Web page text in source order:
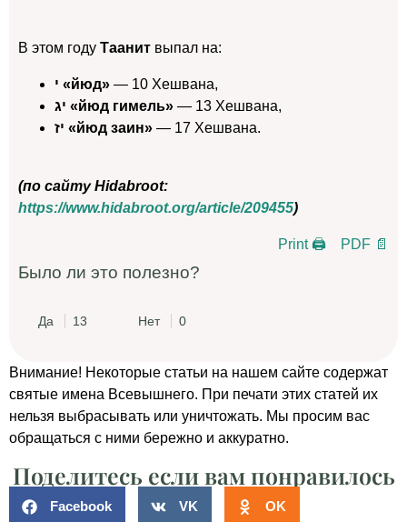
В этом году Таанит выпал на:
י «йюд» — 10 Хешвана,
יג «йюд гимель» — 13 Хешвана,
יז «йюд заин» — 17 Хешвана.
(по сайту Hidabroot:
https://www.hidabroot.org/article/209455)
Print 🖨 PDF 📄
Было ли это полезно?
Да 13 Нет 0
Внимание! Некоторые статьи на нашем сайте содержат
святые имена Всевышнего. При печати этих статей их
нельзя выбрасывать или уничтожать. Мы просим вас
обращаться с ними бережно и аккуратно.
Поделитесь если вам понравилось
Facebook VK OK